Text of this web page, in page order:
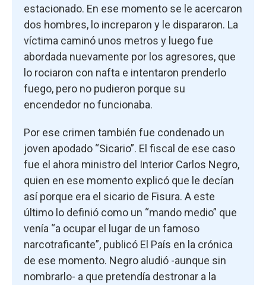
estacionado. En ese momento se le acercaron
dos hombres, lo increparon y le dispararon. La
víctima caminó unos metros y luego fue
abordada nuevamente por los agresores, que
lo rociaron con nafta e intentaron prenderlo
fuego, pero no pudieron porque su
encendedor no funcionaba.
Por ese crimen también fue condenado un
joven apodado “Sicario”. El fiscal de ese caso
fue el ahora ministro del Interior Carlos Negro,
quien en ese momento explicó que le decían
así porque era el sicario de Fisura. A este
último lo definió como un “mando medio” que
venía “a ocupar el lugar de un famoso
narcotraficante”, publicó El País en la crónica
de ese momento. Negro aludió -aunque sin
nombrarlo- a que pretendía destronar a la